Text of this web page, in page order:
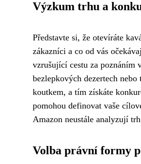
Výzkum trhu a
Představte si, že otevíráte
zákazníci a co od vás
vzrušující cestu za poznáním
bezlepkových dezertech
koutkem, a tím získáte
pomohou definovat vaše
Amazon neustále analyzují
Volba právní formy